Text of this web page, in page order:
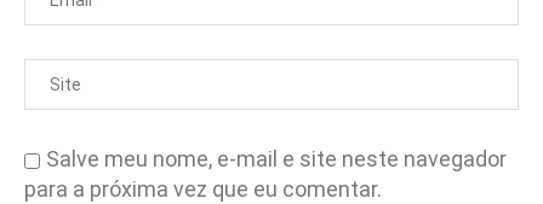
Salve meu nome, e-mail e site neste navegador
para a próxima vez que eu comentar.